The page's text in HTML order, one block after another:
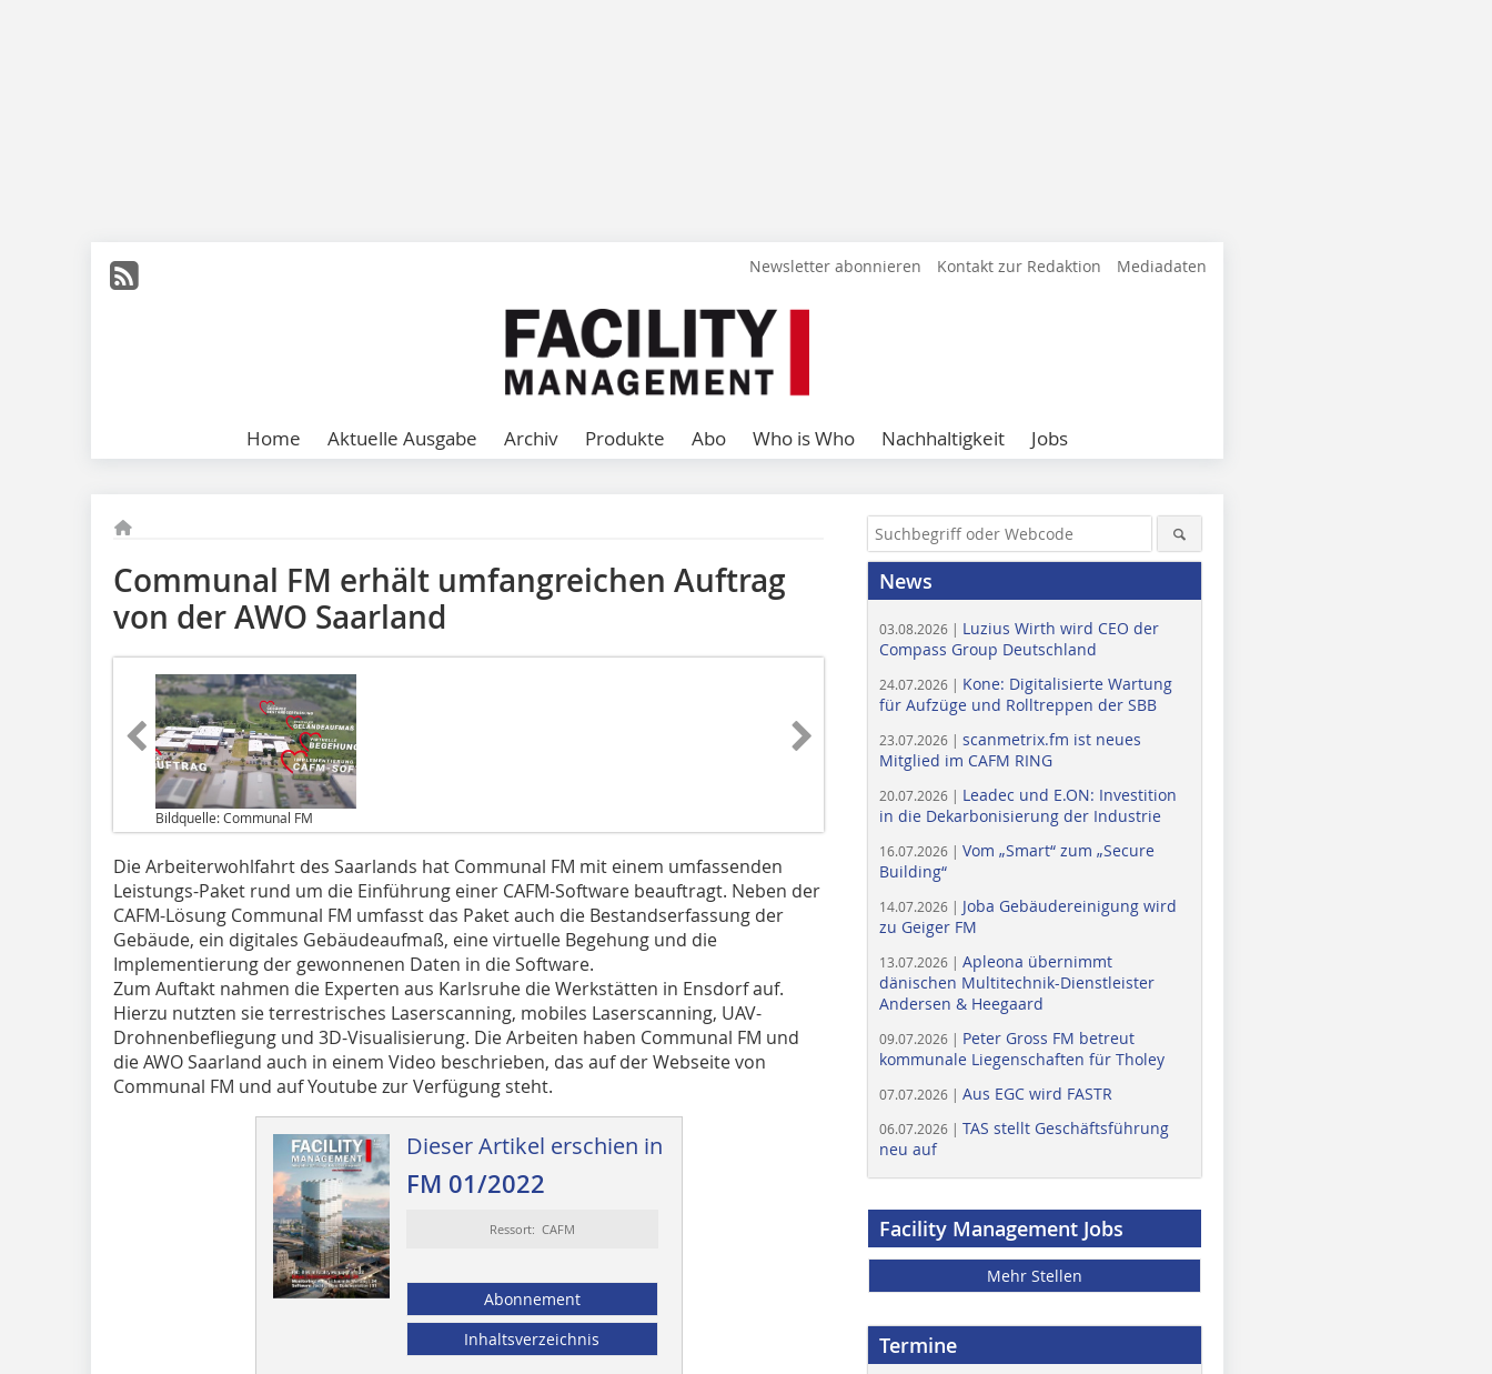
Newsletter abonnieren Kontakt zur Redaktion Mediadaten
Home Aktuelle Ausgabe Archiv Produkte Abo Who is Who Nachhaltigkeit Jobs
Communal FM erhält umfangreichen Auftrag
von der AWO Saarland
Bildquelle: Communal FM
Die Arbeiterwohlfahrt des Saarlands hat Communal FM mit einem umfassenden
Leistungs-Paket rund um die Einführung einer CAFM-Software ­beauftragt. Neben der
CAFM-Lösung Communal FM umfasst das Paket auch die Bestandserfassung der
Gebäude, ein digitales Gebäudeaufmaß,­ ­eine virtuelle Begehung und die
Implementierung der gewonnenen Daten in die Software.
Zum Auftakt nahmen die Experten aus Karlsruhe die Werkstätten in Ensdorf auf.
Hierzu nutzten sie terrestrisches Laserscanning, mobiles Laserscanning, UAV-
Drohnenbefliegung und 3D-­Visualisierung. Die Arbeiten haben Communal FM und
die AWO Saarland auch in einem Video beschrieben, das auf der Webseite von
Communal FM und auf Youtube zur Verfügung steht.
Dieser Artikel erschien in
FM 01/2022
Ressort: CAFM
Abonnement
Inhaltsverzeichnis
News
03.08.2026 | Luzius Wirth wird CEO der
Compass Group Deutschland
24.07.2026 | Kone: Digitalisierte Wartung
für Aufzüge und Rolltreppen der SBB
23.07.2026 | scanmetrix.fm ist neues
Mitglied im CAFM RING
20.07.2026 | Leadec und E.ON: Investition
in die Dekarbonisierung der Industrie
16.07.2026 | Vom „Smart“ zum „Secure
Building“
14.07.2026 | Joba Gebäudereinigung wird
zu Geiger FM
13.07.2026 | Apleona übernimmt
dänischen Multitechnik-Dienstleister
Andersen & Heegaard
09.07.2026 | Peter Gross FM betreut
kommunale Liegenschaften für Tholey
07.07.2026 | Aus EGC wird FASTR
06.07.2026 | TAS stellt Geschäftsführung
neu auf
Facility Management Jobs
Mehr Stellen
Termine